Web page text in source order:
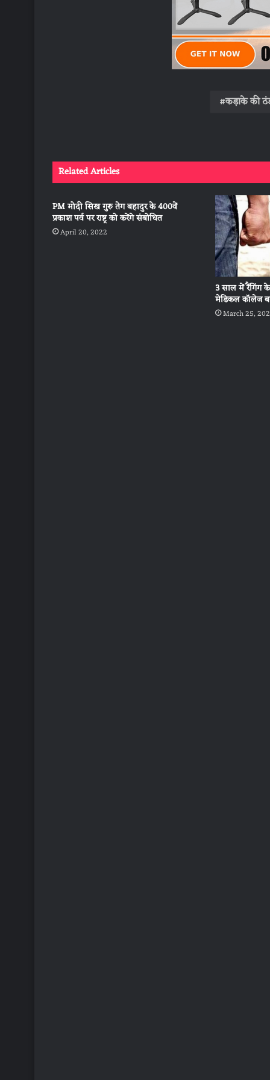
कड़ाके की
Related Articles
PM मोदी सिख गुरु तेग बहादुर के 400वें
प्रकाश पर्व पर राष्ट्र को करेंगे संबोधित
April 20, 2022
3 साल में रैंगिंग के
मेडिकल कॉलेज
March 25,